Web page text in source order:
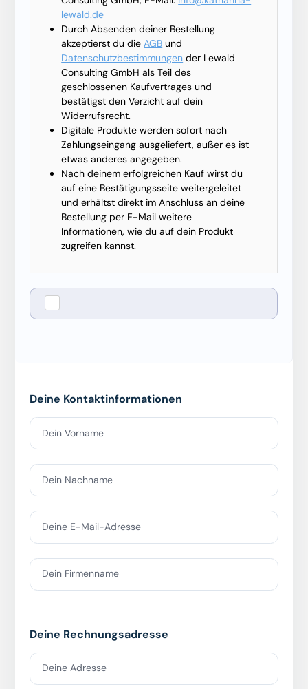
Deine Kontaktinformationen
Dein Vorname
Dein Nachname
Deine E-Mail-Adresse
Dein Firmenname
Deine Rechnungsadresse
Deine Adresse
lewald.de
Durch Absenden deiner Bestellung
akzeptierst du dieAGB und
Datenschutzbestimmungen der Lewald
Consulting GmbH als Teil des
geschlossenen Kaufvertrages und
bestätigst den Verzicht auf dein
Widerrufsrecht.
Digitale Produkte werden sofort nach
Zahlungseingang ausgeliefert, außer es ist
etwas anderes angegeben.
Nach deinem erfolgreichen Kauf wirst du
auf eine Bestätigungsseite weitergeleitet
und erhältst direkt im Anschluss an deine
Bestellung per E-Mail weitere
Informationen, wie du auf dein Produkt
zugreifen kannst.